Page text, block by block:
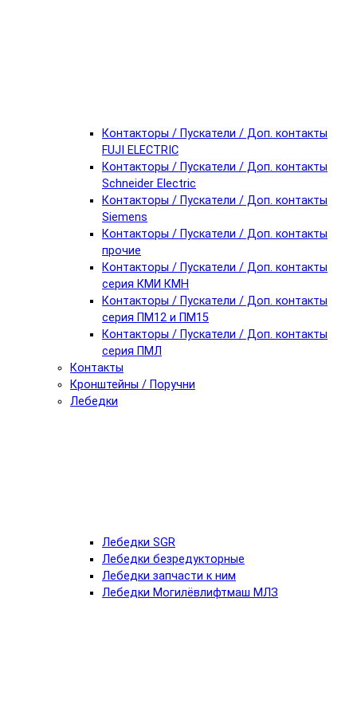
Контакторы / Пускатели / Доп. контакты
FUJI ELECTRIC
Контакторы / Пускатели / Доп. контакты
Schneider Electric
Контакторы / Пускатели / Доп. контакты
Siemens
Контакторы / Пускатели / Доп. контакты
прочие
Контакторы / Пускатели / Доп. контакты
серия КМИ КМН
Контакторы / Пускатели / Доп. контакты
серия ПМ12 и ПМ15
Контакторы / Пускатели / Доп. контакты
серия ПМЛ
Контакты
Кронштейны / Поручни
Лебедки
Лебедки SGR
Лебедки безредукторные
Лебедки запчасти к ним
Лебедки Могилёвлифтмаш МЛЗ